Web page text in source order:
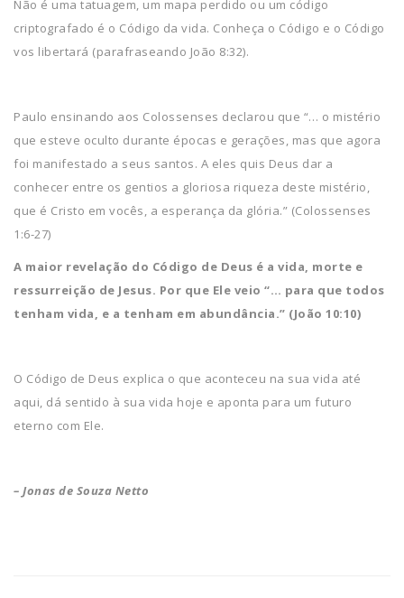
Não é uma tatuagem, um mapa perdido ou um código
criptografado é o Código da vida. Conheça o Código e o Código
vos libertará (parafraseando João 8:32).
Paulo ensinando aos Colossenses declarou que “… o mistério
que esteve oculto durante épocas e gerações, mas que agora
foi manifestado a seus santos. A eles quis Deus dar a
conhecer entre os gentios a gloriosa riqueza deste mistério,
que é Cristo em vocês, a esperança da glória.” (Colossenses
1:6-27)
A maior revelação do Código de Deus é a vida, morte e
ressurreição de Jesus. Por que Ele veio “… para que todos
tenham vida, e a tenham em abundância.” (João 10:10)
O Código de Deus explica o que aconteceu na sua vida até
aqui, dá sentido à sua vida hoje e aponta para um futuro
eterno com Ele.
– Jonas de Souza Netto